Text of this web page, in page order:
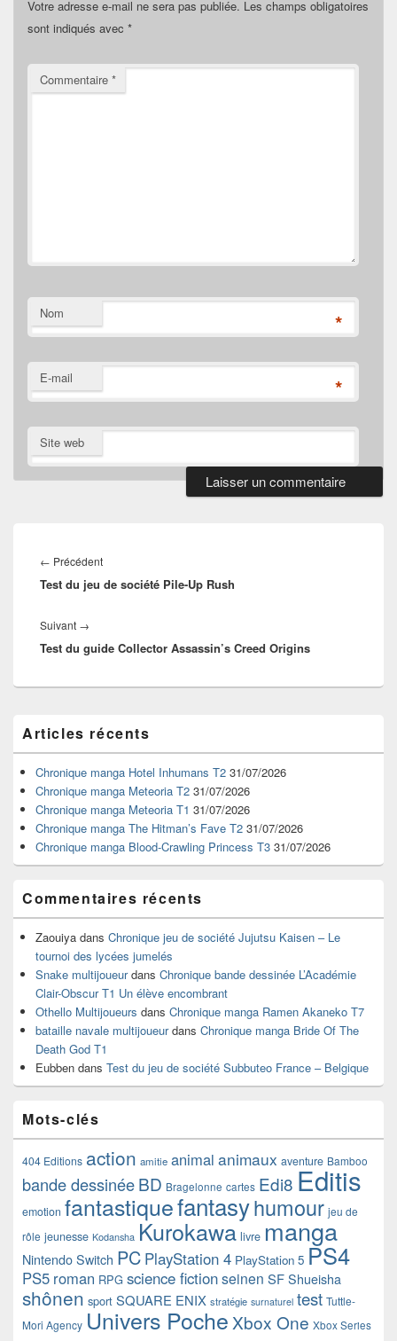
Votre adresse e-mail ne sera pas publiée. Les champs obligatoires
sont indiqués avec *
Commentaire *
Nom *
E-mail *
Site web
de
l’article
← PrécédentArticle
précédent :
Test du jeu de société Pile-Up Rush
Suivant →
suivant :
Test du guide Collector Assassin’s Creed Origins
principale
de
widget
pour
barre
latérale
Articles récents
Chronique manga Hotel Inhumans T2 31/07/2026
Chronique manga Meteoria T2 31/07/2026
Chronique manga Meteoria T1 31/07/2026
Chronique manga The Hitman’s Fave T2 31/07/2026
Chronique manga Blood-Crawling Princess T3 31/07/2026
Commentaires récents
Zaouiya dans Chronique jeu de société Jujutsu Kaisen – Le
tournoi des lycées jumelés
Snake multijoueurdans Chronique bande dessinée L’Académie
Clair-Obscur T1 Un élève encombrant
Othello Multijoueurs dans Chronique manga Ramen Akaneko T7
bataille navale multijoueurdans Chronique manga Bride Of The
Death God T1
Eubben dans Test du jeu de société Subbuteo France – Belgique
Mots-clés
404 Editions action amitie animal animaux aventure Bamboo
bande dessinéeBD Bragelonne cartes Edi8 Editis
emotion fantastiquefantasyhumour jeu de
rôle jeunesse Kodansha Kurokawa livre manga
Nintendo Switch PC PlayStation 4 PlayStation 5 PS4
PS5 roman RPG science fictionseinen SF Shueisha
shônen sport SQUARE ENIX stratégie surnaturel test Tuttle-
Mori Agency Univers Poche Xbox One Xbox Series